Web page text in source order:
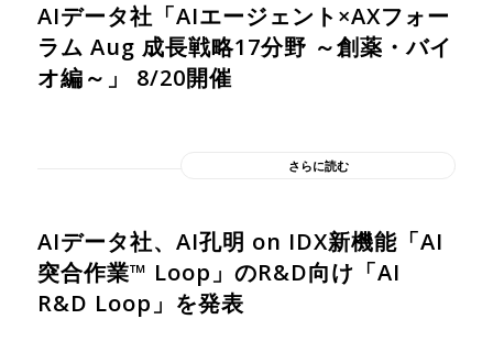
AIデータ社「AIエージェント×AXフォー
ラム Aug 成長戦略17分野 ～創薬・バイ
オ編～」 8/20開催
さらに読む
AIデータ社、AI孔明 on IDX新機能「AI
突合作業™︎ Loop」のR&D向け「AI
R&D Loop」を発表